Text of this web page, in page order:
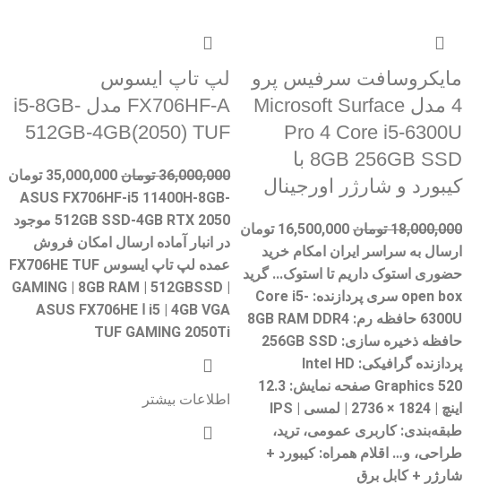
مایکروسافت سرفیس پرو
4 مدل Microsoft Surface
Pro 4 Core i5-6300U
8GB 256GB SSD با
کیبورد و شارژر اورجینال
18,000,000 تومان 16,500,000 تومان
ارسال به سراسر ایران امکام خرید
حضوری استوک داریم تا استوک... گرید
open box سری پردازنده: Core i5-
6300U حافظه رم: 8GB RAM DDR4
حافظه ذخیره سازی: 256GB SSD
پردازنده گرافیکی: Intel HD
Graphics 520 صفحه نمایش: 12.3
اینچ | 1824 × 2736 | لمسی | IPS
طبقه‌بندی: کاربری عمومی، ترید،
طراحی، و… اقلام همراه: کیبورد +
شارژر + کابل برق
لپ تاپ ایسوس
FX706HF-A مدل i5-8GB-
512GB-4GB(2050) TUF
36,000,000 تومان 35,000,000 تومان
ASUS FX706HF-i5 11400H-8GB-
512GB SSD-4GB RTX 2050 موجود
در انبار آماده ارسال امکان فروش
عمده لپ تاپ ایسوس FX706HE TUF
GAMING | 8GB RAM | 512GBSSD |
i5 | 4GB VGA ا ASUS FX706HE
TUF GAMING 2050Ti
اطلاعات بیشتر